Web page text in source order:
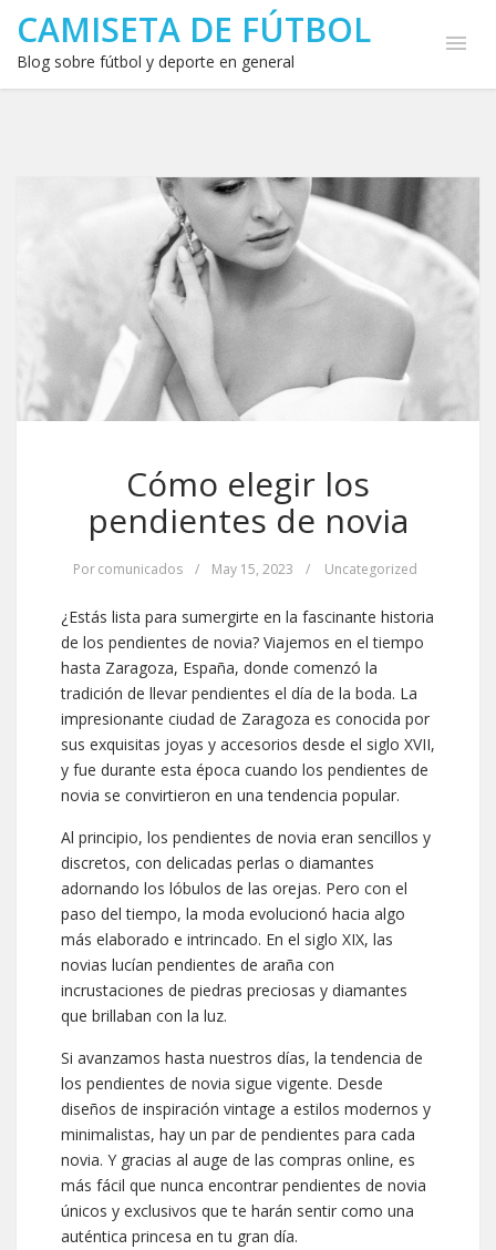
CAMISETA DE FÚTBOL
Blog sobre fútbol y deporte en general
Cómo elegir los
pendientes de novia
Porcomunicados / May 15, 2023 / Uncategorized
¿Estás lista para sumergirte en la fascinante historia
de los pendientes de novia? Viajemos en el tiempo
hasta Zaragoza, España, donde comenzó la
tradición de llevar pendientes el día de la boda. La
impresionante ciudad de Zaragoza es conocida por
sus exquisitas joyas y accesorios desde el siglo XVII,
y fue durante esta época cuando los pendientes de
novia se convirtieron en una tendencia popular.
Al principio, los pendientes de novia eran sencillos y
discretos, con delicadas perlas o diamantes
adornando los lóbulos de las orejas. Pero con el
paso del tiempo, la moda evolucionó hacia algo
más elaborado e intrincado. En el siglo XIX, las
novias lucían pendientes de araña con
incrustaciones de piedras preciosas y diamantes
que brillaban con la luz.
Si avanzamos hasta nuestros días, la tendencia de
los pendientes de novia sigue vigente. Desde
diseños de inspiración vintage a estilos modernos y
minimalistas, hay un par de pendientes para cada
novia. Y gracias al auge de las compras online, es
más fácil que nunca encontrar pendientes de novia
únicos y exclusivos que te harán sentir como una
auténtica princesa en tu gran día.